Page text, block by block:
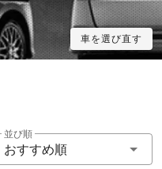
車を選び直す
並び順
おすすめ順